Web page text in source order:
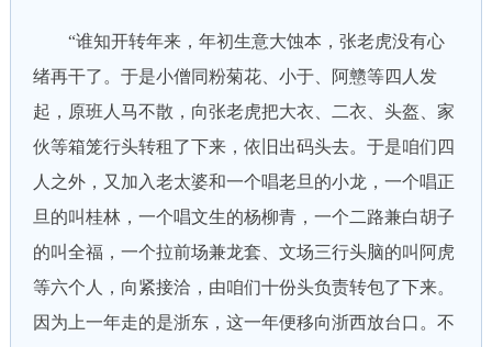
“谁知开转年来，年初生意大蚀本，张老虎没有心
绪再干了。于是小僧同粉菊花、小于、阿戆等四人发
起，原班人马不散，向张老虎把大衣、二衣、头盔、家
伙等箱笼行头转租了下来，依旧出码头去。于是咱们四
人之外，又加入老太婆和一个唱老旦的小龙，一个唱正
旦的叫桂林，一个唱文生的杨柳青，一个二路兼白胡子
的叫全福，一个拉前场兼龙套、文场三行头脑的叫阿虎
等六个人，向紧接洽，由咱们十份头负责转包了下来。
因为上一年走的是浙东，这一年便移向浙西放台口。不